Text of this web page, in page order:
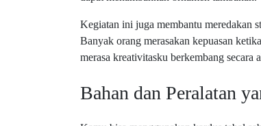
Kegiatan ini juga membantu meredakan
Banyak orang merasakan kepuasan
merasa kreativitasku berkembang secara
Bahan dan Peralatan